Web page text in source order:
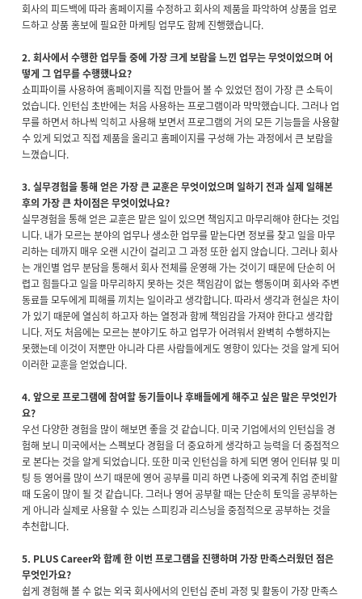
회사의 피드백에 따라 홈페이지를 수정하고 회사의 제품을 파악하여 상품을 업로
드하고 상품 홍보에 필요한 마케팅 업무도 함께 진행했습니다.
2. 회사에서 수행한 업무들 중에 가장 크게 보람을 느낀 업무는 무엇이었으며 어
떻게 그 업무를 수행했나요?
쇼피파이를 사용하여 홈페이지를 직접 만들어 볼 수 있었던 점이 가장 큰 소득이
었습니다. 인턴십 초반에는 처음 사용하는 프로그램이라 막막했습니다. 그러나 업
무를 하면서 하나씩 익히고 사용해 보면서 프로그램의 거의 모든 기능들을 사용할
수 있게 되었고 직접 제품을 올리고 홈페이지를 구성해 가는 과정에서 큰 보람을
느꼈습니다.
3. 실무경험을 통해 얻은 가장 큰 교훈은 무엇이었으며 일하기 전과 실제 일해본
후의 가장 큰 차이점은 무엇이었나요?
실무경험을 통해 얻은 교훈은 맡은 일이 있으면 책임지고 마무리해야 한다는 것입
니다. 내가 모르는 분야의 업무나 생소한 업무를 맡는다면 정보를 찾고 일을 마무
리하는 데까지 매우 오랜 시간이 걸리고 그 과정 또한 쉽지 않습니다. 그러나 회사
는 개인별 업무 분담을 통해서 회사 전체를 운영해 가는 것이기 때문에 단순히 어
렵고 힘들다고 일을 마무리하지 못하는 것은 책임감이 없는 행동이며 회사와 주변
동료들 모두에게 피해를 끼치는 일이라고 생각합니다. 따라서 생각과 현실은 차이
가 있기 때문에 열심히 하고자 하는 열정과 함께 책임감을 가져야 한다고 생각합
니다. 저도 처음에는 모르는 분야기도 하고 업무가 어려워서 완벽히 수행하지는
못했는데 이것이 저뿐만 아니라 다른 사람들에게도 영향이 있다는 것을 알게 되어
이러한 교훈을 얻었습니다.
4. 앞으로 프로그램에 참여할 동기들이나 후배들에게 해주고 싶은 말은 무엇인가
요?
우선 다양한 경험을 많이 해보면 좋을 것 같습니다. 미국 기업에서의 인턴십을 경
험해 보니 미국에서는 스펙보다 경험을 더 중요하게 생각하고 능력을 더 중점적으
로 본다는 것을 알게 되었습니다. 또한 미국 인턴십을 하게 되면 영어 인터뷰 및 미
팅 등 영어를 많이 쓰기 때문에 영어 공부를 미리 하면 나중에 외국계 취업 준비할
때 도움이 많이 될 것 같습니다. 그러나 영어 공부할 때는 단순히 토익을 공부하는
게 아니라 실제로 사용할 수 있는 스피킹과 리스닝을 중점적으로 공부하는 것을
추천합니다.
5. PLUS Career와 함께 한 이번 프로그램을 진행하며 가장 만족스러웠던 점은
무엇인가요?
쉽게 경험해 볼 수 없는 외국 회사에서의 인턴십 준비 과정 및 활동이 가장 만족스